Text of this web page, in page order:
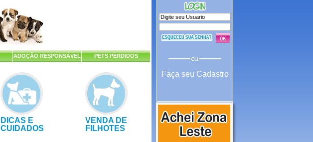
ADOÇÃO RESPONSÁVEL PETS PERDIDOS
DICAS E
CUIDADOS
VENDA DE
FILHOTES
Faça seu Cadastro